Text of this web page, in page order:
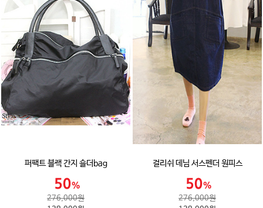
퍼팩트 블랙 간지 숄더bag
276,000원
걸리쉬 데님 서스펜더 원피스
276,000원